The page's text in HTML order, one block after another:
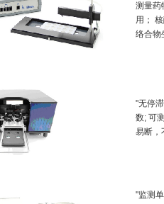
测量药
用
络合物生
"无停
数; 可
易断
"监测单